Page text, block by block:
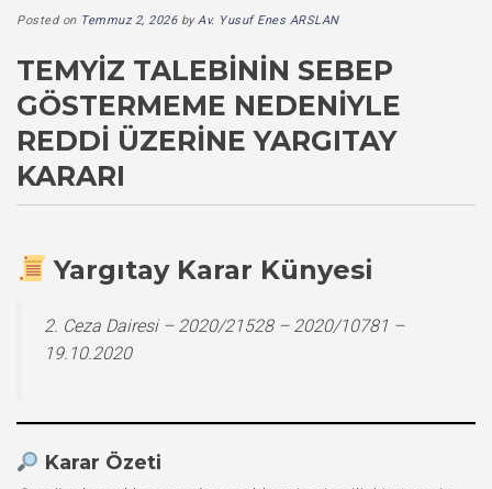
Posted on Temmuz 2, 2026byAv. Yusuf Enes ARSLAN
TEMYIZ TALEBININ SEBEP
GÖSTERMEME NEDENIYLE
REDDI ÜZERINE YARGITAY
KARARI
Yargıtay Karar Künyesi
2. Ceza Dairesi – 2020/21528 – 2020/10781 –
19.10.2020
Karar Özeti